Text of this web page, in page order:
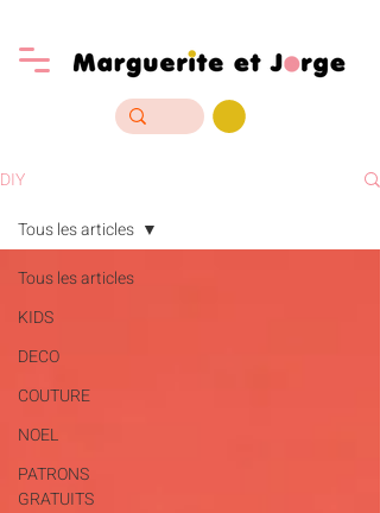
DIY
Tous les articles
KIDS
DECO
COUTURE
NOEL
PATRONS
GRATUITS
Tous les articles